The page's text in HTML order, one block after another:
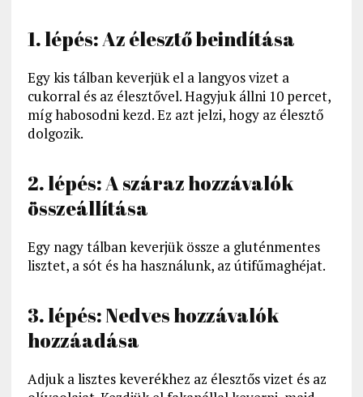
1. lépés: Az élesztő beindítása
Egy kis tálban keverjük el a langyos vizet a
cukorral és az élesztővel. Hagyjuk állni 10 percet,
míg habosodni kezd. Ez azt jelzi, hogy az élesztő
dolgozik.
2. lépés: A száraz hozzávalók
összeállítása
Egy nagy tálban keverjük össze a gluténmentes
lisztet, a sót és ha használunk, az útifűmaghéjat.
3. lépés: Nedves hozzávalók
hozzáadása
Adjuk a lisztes keverékhez az élesztős vizet és az